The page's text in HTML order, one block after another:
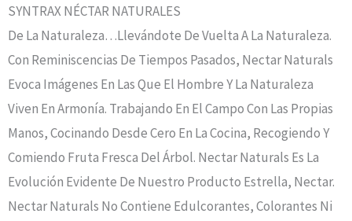
SYNTRAX NÉCTAR NATURALES
De La Naturaleza…llevándote De Vuelta A La Naturaleza.
Con Reminiscencias De Tiempos Pasados, Nectar Naturals
Evoca Imágenes En Las Que El Hombre Y La Naturaleza
Viven En Armonía. Trabajando En El Campo Con Las Propias
Manos, Cocinando Desde Cero En La Cocina, Recogiendo Y
Comiendo Fruta Fresca Del Árbol. Nectar Naturals Es La
Evolución Evidente De Nuestro Producto Estrella, Nectar.
Nectar Naturals No Contiene Edulcorantes, Colorantes Ni